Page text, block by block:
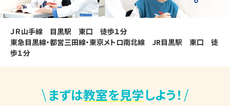
ＪＲ山手線　目黒駅　東口　徒歩１分
東急目黒線・都営三田線・東京メトロ南北線　JR目黒駅　東口　徒
歩１分
\ まずは教室を見学しよう！ /